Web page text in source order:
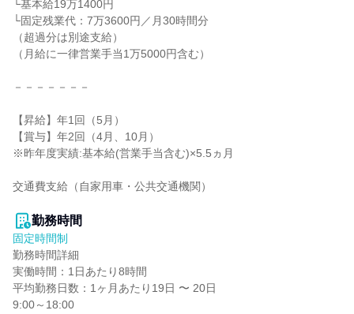
└基本給19万1400円
└固定残業代：7万3600円／月30時間分
（超過分は別途支給）
（月給に一律営業手当1万5000円含む）
－－－－－－－
【昇給】年1回（5月）
【賞与】年2回（4月、10月）
※昨年度実績:基本給(営業手当含む)×5.5ヵ月
交通費支給（自家用車・公共交通機関）
勤務時間
固定時間制
勤務時間詳細
実働時間：1日あたり8時間
平均勤務日数：1ヶ月あたり19日 〜 20日
9:00～18:00